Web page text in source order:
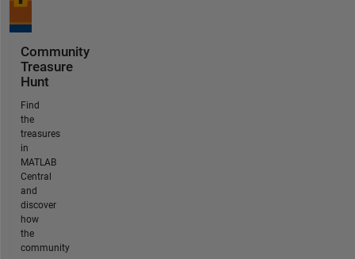
Community
Treasure
Hunt
Find
the
treasures
in
MATLAB
Central
and
discover
how
the
community